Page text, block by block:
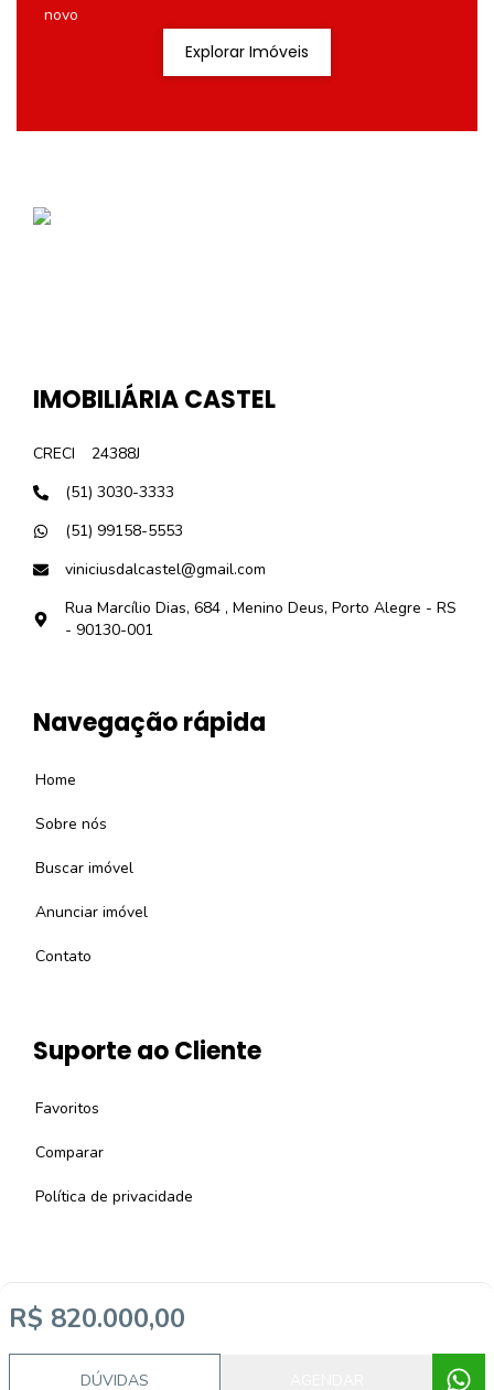
R$ 820.000,00
DÚVIDAS
novo
Explorar Imóveis
IMOBILIÁRIA CASTEL
CRECI
24388J
(51) 3030-3333
(51) 99158-5553
viniciusdalcastel@gmail.com
Rua Marcílio Dias, 684 , Menino Deus, Porto Alegre - RS
- 90130-001
Navegação rápida
Home
Sobre nós
Buscar imóvel
Anunciar imóvel
Contato
Suporte ao Cliente
Favoritos
Comparar
Política de privacidade
Imobiliária Certificada:
Selo de Tecnologia Loft